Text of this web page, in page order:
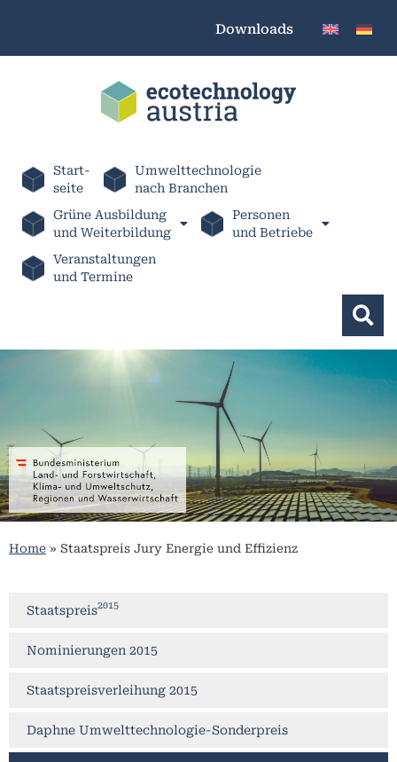
Downloads
Start-
seite
Umwelttechnologie
nach Branchen
Grüne Ausbildung
und Weiterbildung
Personen
und Betriebe
Veranstaltungen
und Termine
Home » Staatspreis Jury Energie und Effizienz
Staatspreis2015
Nominierungen 2015
Staatspreisverleihung 2015
Daphne Umwelttechnologie-Sonderpreis